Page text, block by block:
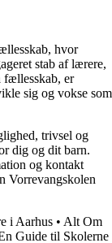
hvor
stab af lærere,
fællesskab, er
sig og vokse som
trivsel og
dig og dit barn.
og kontakt
Vorrevangskolen
i Aarhus • Alt Om
Guide til Skolerne